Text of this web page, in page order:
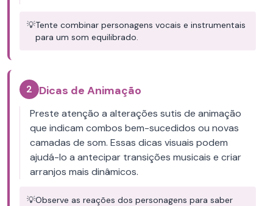
💡Tente combinar personagens vocais e instrumentais
para um som equilibrado.
2 Dicas de Animação
Preste atenção a alterações sutis de animação
que indicam combos bem-sucedidos ou novas
camadas de som. Essas dicas visuais podem
ajudá-lo a antecipar transições musicais e criar
arranjos mais dinâmicos.
💡Observe as reações dos personagens para saber